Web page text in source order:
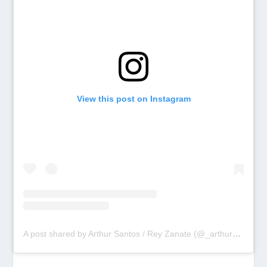
View this post on Instagram
A post shared by Arthur Santos / Rey Zanate (@_arthur__santos)